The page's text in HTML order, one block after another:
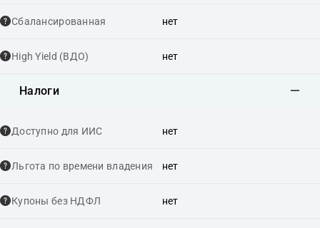
Сбалансированная нет
High Yield (ВДО) нет
Налоги
Доступно для ИИС нет
Льгота по времени владения нет
Купоны без НДФЛ нет